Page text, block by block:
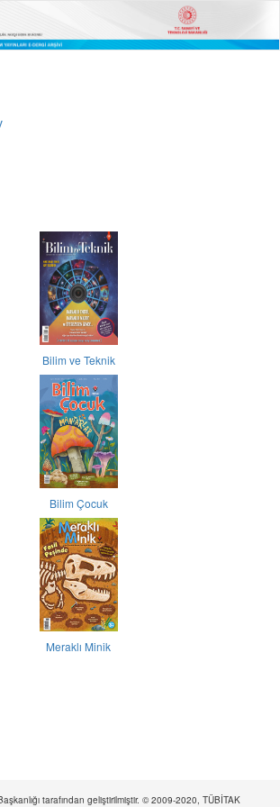
Bilim ve Teknik
Bilim Çocuk
Meraklı Minik
tarafından geliştirilmiştir. © 2009-2020, TÜBİTAK